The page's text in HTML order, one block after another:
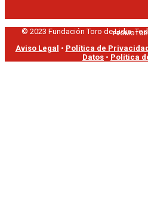
© 2023 Fundación Toro de Lidia.
Aviso Legal • Política de Privacidad
Datos • Política